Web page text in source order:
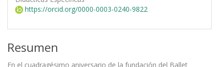
https://orcid.org/0000-0003-0240-9822
Resumen
En el cuadragésimo aniversario de la fundación del Ballet